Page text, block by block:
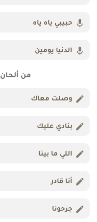
حبيبي ياه ياه
الدنيا يومين
من ألحان
وصلت معاك
بنادي عليك
اللي ما بينا
أنا قادر
جرحونا